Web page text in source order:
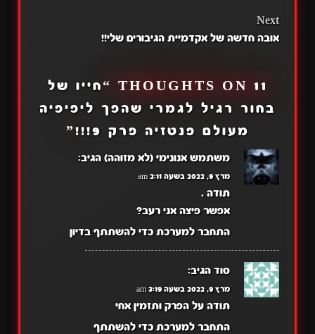
Next
אובה חדשה של אקדמיית הגיבורים שלי!!
11 THOUGHTS ON “
חייו של
בחור רגיל לגמרי שהפך ליפיפיה
מעולם פנטזיה פרק 9!!!
”
משתמש אנונימי (לא מזוהה) הגיב:
מרץ 9, 2022 בשעה 2:11 am
תודה .
אפשר פיצה אני רעב?
התחבר למערכת כדי להשתתף בדיון
סוד הגיב:
מרץ 9, 2022 בשעה 3:19 am
תודה על הפרק ותזמין אחי
התחבר למערכת כדי להשתתף